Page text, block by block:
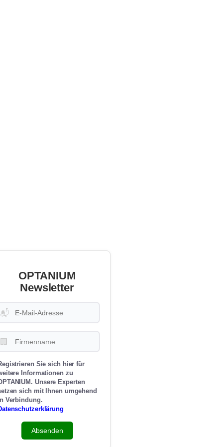
OPTANIUM
Newsletter
📬
🏢
Sie sich hier für
Informationen zu
Unsere Experten
sich mit Ihnen umgehend
Verbindung.
Absenden